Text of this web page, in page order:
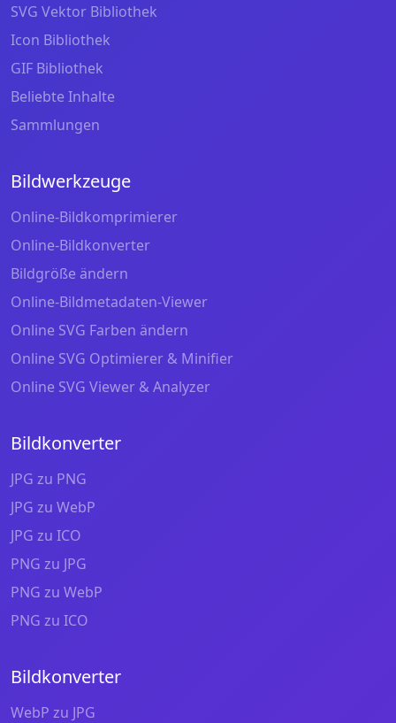
SVG Vektor Bibliothek
Icon Bibliothek
GIF Bibliothek
Beliebte Inhalte
Sammlungen
Bildwerkzeuge
Online-Bildkomprimierer
Online-Bildkonverter
Bildgröße ändern
Online-Bildmetadaten-Viewer
Online SVG Farben ändern
Online SVG Optimierer & Minifier
Online SVG Viewer & Analyzer
Bildkonverter
JPG zu PNG
JPG zu WebP
JPG zu ICO
PNG zu JPG
PNG zu WebP
PNG zu ICO
Bildkonverter
WebP zu JPG